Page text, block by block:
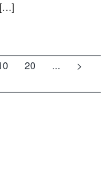
[…]
20 ...
>